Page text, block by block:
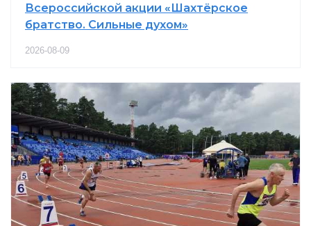
Всероссийской акции «Шахтёрское
братство. Сильные духом»
2026-08-09